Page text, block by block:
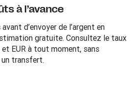
à l’avance
d’envoyer de l’argent en
gratuite. Consultez le taux
EUR à tout moment, sans
transfert.